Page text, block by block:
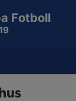
Fotboll